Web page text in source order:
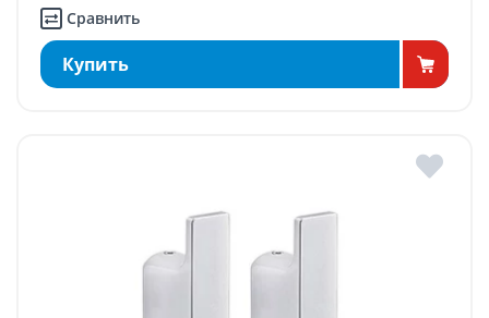
Сравнить
Купить